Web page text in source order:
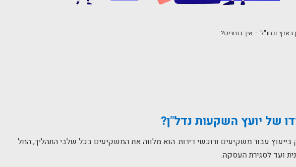
בארץ ובחו"ל – איך בוחרים?
של יועץ השקעות נדל"ן?
עבור משקיעים ורוכשי דירות. הוא מלווה את המשקיעים בכל שלבי התהליך, החל
ועד לסגירת העסקה.